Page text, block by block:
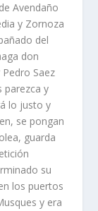
Avendaño
y Zornoza
del
don
Saez
parezca y
lo justo y
se pongan
guarda
su
los puertos
y era